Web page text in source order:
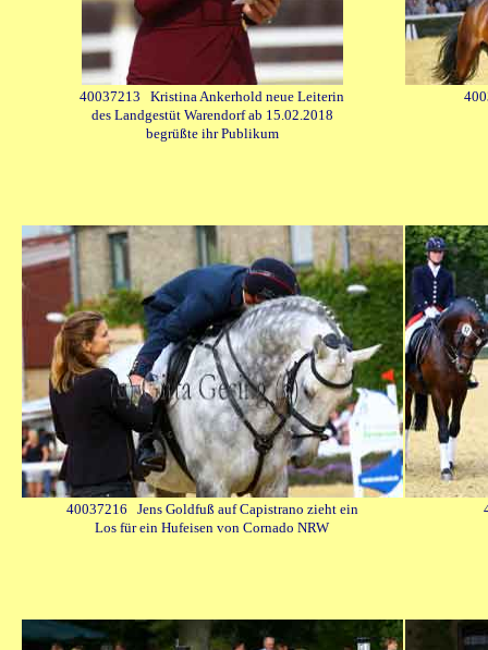
40037213 Kristina Ankerhold neue Leiterin
des Landgestüt Warendorf ab 15.02.2018
begrüßte ihr Publikum
40037216 Jens Goldfuß auf Capistrano zieht ein
Los für ein Hufeisen von Cornado NRW